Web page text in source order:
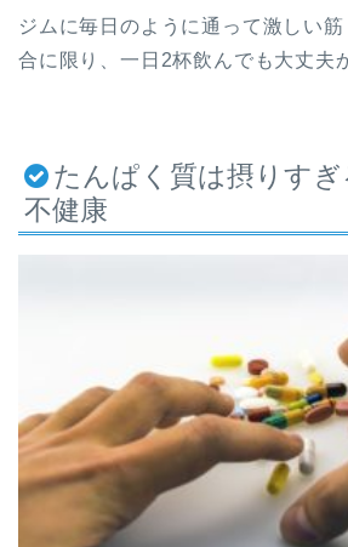
ジムに毎日のように通って激しい
合に限り、一日2杯飲んでも大丈夫
たんぱく質は摂りす
不健康